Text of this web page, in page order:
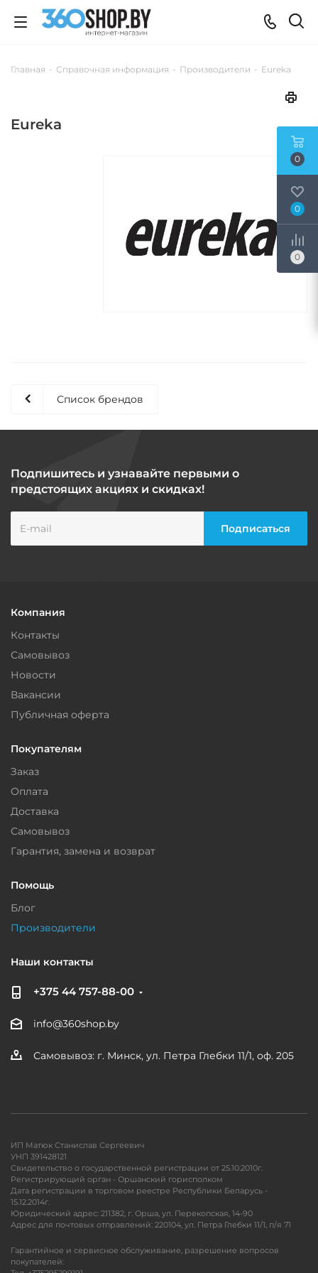
Главная - Справочная информация - Производители - Eureka
Eureka
Список брендов
Подпишитесь и узнавайте первыми о
предстоящих акциях и скидках!
Компания
Контакты
Самовывоз
Новости
Вакансии
Публичная оферта
Покупателям
Заказ
Оплата
Доставка
Самовывоз
Гарантия, замена и возврат
Помощь
Блог
Производители
Наши контакты
+375 44 757-88-00
info@360shop.by
Самовывоз: г. Минск, ул. Петра Глебки 11/1, оф. 205
ИП Матюк Станислав Сергеевич
УНП 391428121
Свидетельство о государственной регистрации от 25.10.2010г.
Регистрирующий орган - Оршанский горисполком
Дата регистрации в торговом реестре Республики Беларусь -
15.12.2014г.
Юридический адрес: 211382, г. Орша, ул. Перекопская, 14-90
Адрес для почтовых отправлений: 220104, ул. Петра Глебки 11/1, п/я 71
Гарантийное и сервисное обслуживание, разрешение вопросов
покупателей:
0
0
0